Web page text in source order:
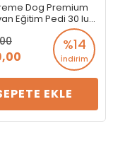
Dog Premium
Eğitim Pedi 30 lu
- (4 Katlı Pet)
%14
İndirim
EKLE